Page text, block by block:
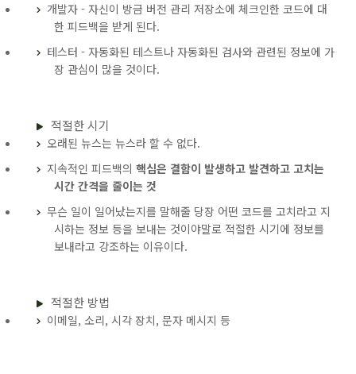
개발자 - 자신이 방금 버전 관리 저장소에 체크인한 코드에 대
한 피드백을 받게 된다.
테스터 - 자동화된 테스트나 자동화된 검사와 관련된 정보에 가
장 관심이 많을 것이다.
적절한 시기
오래된 뉴스는 뉴스라 할 수 없다.
지속적인 피드백의 핵심은 결함이 발생하고 발견하고 고치는
시간 간격을 줄이는 것
무슨 일이 일어났는지를 말해줄 당장 어떤 코드를 고치라고 지
시하는 정보 등을 보내는 것이야말로 적절한 시기에 정보를
보내라고 강조하는 이유이다.
적절한 방법
이메일, 소리, 시각 장치, 문자 메시지 등